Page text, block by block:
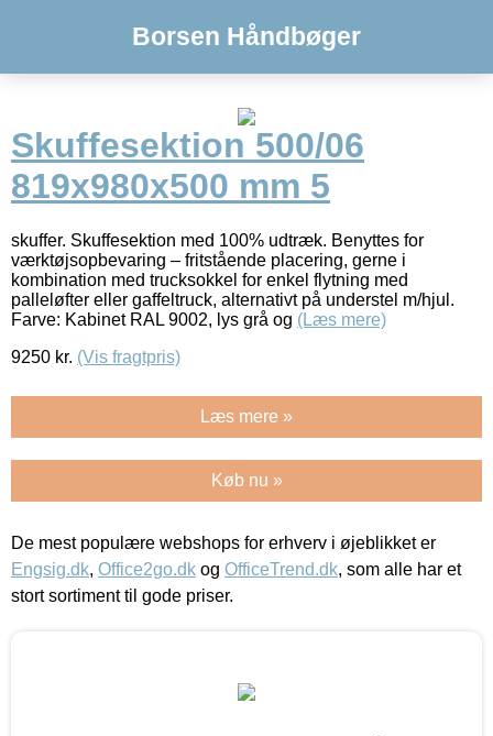
Borsen Håndbøger
Skuffesektion 500/06
819x980x500 mm 5
skuffer. Skuffesektion med 100% udtræk. Benyttes for
værktøjsopbevaring – fritstående placering, gerne i
kombination med trucksokkel for enkel flytning med
palleløfter eller gaffeltruck, alternativt på understel m/hjul.
Farve: Kabinet RAL 9002, lys grå og (Læs mere)
9250 kr. (Vis fragtpris)
Læs mere »
Køb nu »
De mest populære webshops for erhverv i øjeblikket er
Engsig.dk, Office2go.dk og OfficeTrend.dk, som alle har et
stort sortiment til gode priser.